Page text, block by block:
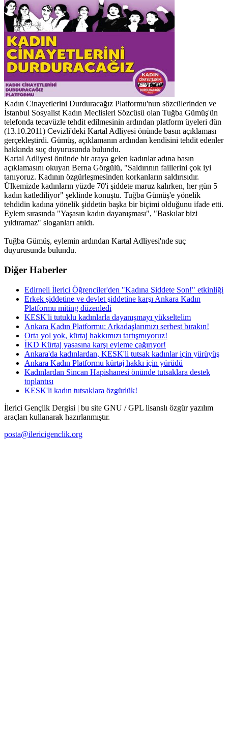
Kadın Cinayetlerini Durduracağız Platformu'nun sözcülerinden ve
İstanbul Sosyalist Kadın Meclisleri Sözcüsü olan Tuğba Gümüş'ün
telefonda tecavüzle tehdit edilmesinin ardından platform üyeleri dün
(13.10.2011) Cevizli'deki Kartal Adliyesi önünde basın açıklaması
gerçekleştirdi. Gümüş, açıklamanın ardından kendisini tehdit edenler
hakkında suç duyurusunda bulundu.
Kartal Adliyesi önünde bir araya gelen kadınlar adına basın
açıklamasını okuyan Berna Görgülü, "Saldırının faillerini çok iyi
tanıyoruz. Kadının özgürleşmesinden korkanların saldırısıdır.
Ülkemizde kadınların yüzde 70'i şiddete maruz kalırken, her gün 5
kadın katlediliyor" şeklinde konuştu. Tuğba Gümüş'e yönelik
tehdidin kadına yönelik şiddetin başka bir biçimi olduğunu ifade etti.
Eylem sırasında "Yaşasın kadın dayanışması", "Baskılar bizi
yıldıramaz" sloganları atıldı.
Tuğba Gümüş, eylemin ardından Kartal Adliyesi'nde suç
duyurusunda bulundu.
Diğer Haberler
Edirneli İlerici Öğrenciler'den "Kadına Şiddete Son!" etkinliği
Erkek şiddetine ve devlet şiddetine karşı Ankara Kadın
Platformu miting düzenledi
KESK'li tutuklu kadınlarla dayanışmayı yükseltelim
Ankara Kadın Platformu: Arkadaşlarımızı serbest bırakın!
Orta yol yok, kürtaj hakkımızı tartışmıyoruz!
İKD Kürtaj yasasına karşı eyleme çağırıyor!
Ankara'da kadınlardan, KESK'li tutsak kadınlar için yürüyüş
Ankara Kadın Platformu kürtaj hakkı için yürüdü
Kadınlardan Sincan Hapishanesi önünde tutsaklara destek
toplantısı
KESK'li kadın tutsaklara özgürlük!
İlerici Gençlik Dergisi | bu site GNU / GPL lisanslı özgür yazılım
araçları kullanarak hazırlanmıştır.
posta@ilericigenclik.org